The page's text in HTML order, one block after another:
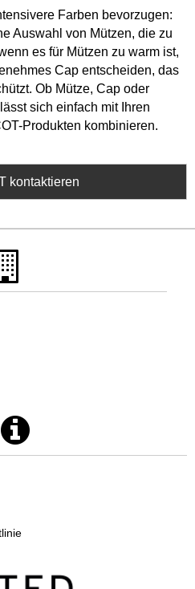
Farben bevorzugen:
Auswahl von Mützen, die zu
es für Mützen zu warm ist,
Cap entscheiden, das
Ob Mütze, Cap oder
sich einfach mit Ihren
Produkten kombinieren.
kontaktieren